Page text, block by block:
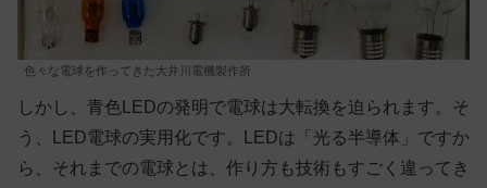
色々な電球を作ってきた大井川電機製作所
しかし、青色LEDの発明で電球は大転換を迫られます。そ
う、LED電球の実用化です。LEDは「光る半導体」ですか
ら、それまでの電球とは、作り方も技術もすごく違ってき